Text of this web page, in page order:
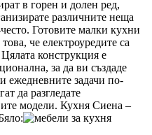
в горен и долен ред,
различните неща
Готовите малки кухни
че електроуредите са
конструкция е
за да ви създаде
ежедневните задачи по-
да разгледате
модели. Кухня Сиена –